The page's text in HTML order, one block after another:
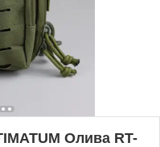
Олива RT-